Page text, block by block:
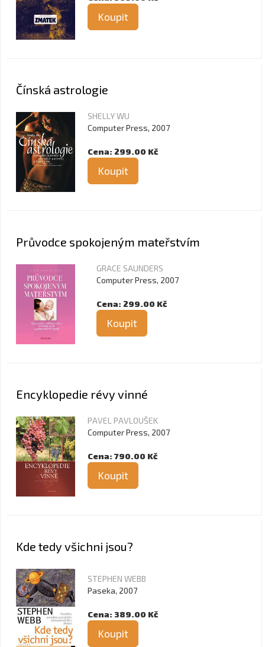
Koupit
Čínská astrologie
SHELLY WU
Computer Press, 2007
Cena: 299.00 Kč
Koupit
Průvodce spokojeným mateřstvím
GRACE SAUNDERS
Computer Press, 2007
Cena: 299.00 Kč
Koupit
Encyklopedie révy vinné
PAVEL PAVLOUŠEK
Computer Press, 2007
Cena: 790.00 Kč
Koupit
Kde tedy všichni jsou?
STEPHEN WEBB
Paseka, 2007
Cena: 389.00 Kč
Koupit